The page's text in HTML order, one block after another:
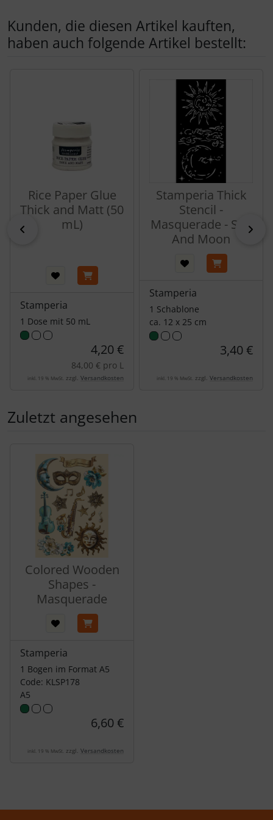
Kunden, die diesen Artikel kauften,
haben auch folgende Artikel bestellt:
Rice Paper Glue
Thick and Matt (50
mL)
Stamperia
1 Dose mit 50 mL
4,20 €
84,00 € pro L
inkl. 19 % MwSt. zzgl. Versandkosten
Stamperia Thick
Stencil -
Masquerade - Sun
And Moon
Stamperia
1 Schablone
ca. 12 x 25 cm
3,40 €
inkl. 19 % MwSt. zzgl. Versandkosten
Zuletzt angesehen
Colored Wooden
Shapes -
Masquerade
Stamperia
1 Bogen im Format A5
Code: KLSP178
A5
6,60 €
inkl. 19 % MwSt. zzgl. Versandkosten